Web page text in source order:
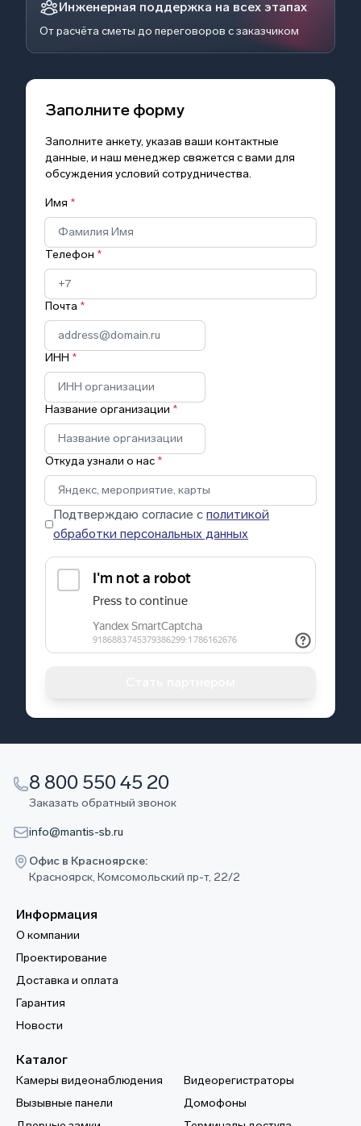
Инженерная поддержка на всех этапах
От расчёта сметы до переговоров с заказчиком
Заполните форму
Заполните анкету, указав ваши контактные
данные, и наш менеджер свяжется с вами для
обсуждения условий сотрудничества.
Имя *
Телефон *
Почта *
ИНН *
Название организации *
Откуда узнали о нас *
Подтверждаю согласие сполитикой
обработки персональных данных
8 800 550 45 20
Заказать обратный звонок
info@mantis-sb.ru
Офис в Красноярске:
Красноярск, Комсомольский пр-т, 22/2
Информация
О компании
Проектирование
Доставка и оплата
Гарантия
Новости
Каталог
Камеры видеонаблюдения
Видеорегистраторы
Вызывные панели
Домофоны